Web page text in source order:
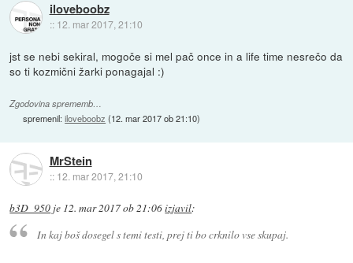
iloveboobz
:: 12. mar 2017, 21:10
jst se nebi sekiral, mogoče si mel pač once in a life time nesrečo da
so ti kozmični žarki ponagajal :)
Zgodovina sprememb…
spremenil:iloveboobz (12. mar 2017 ob 21:10)
MrStein
:: 12. mar 2017, 21:10
b3D_950 je 12. mar 2017 ob 21:06izjavil:
In kaj boš dosegel s temi testi, prej ti bo crknilo vse skupaj.